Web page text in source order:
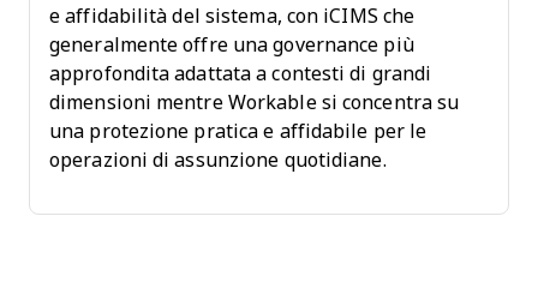
e affidabilità del sistema, con iCIMS che
generalmente offre una governance più
approfondita adattata a contesti di grandi
dimensioni mentre Workable si concentra su
una protezione pratica e affidabile per le
operazioni di assunzione quotidiane.